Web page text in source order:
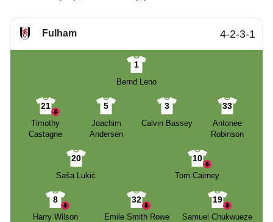
Fulham 4-2-3-1
1
Bernd Leno
21
Timothy
Castagne
5
Joachim
Andersen
3
Calvin Bassey
33
Antonee
Robinson
20
Saša Lukić
10
Tom Cairney
8
Harry Wilson
32
Emile Smith Rowe
19
Samuel Chukwueze